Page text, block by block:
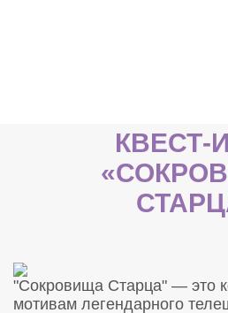
КВЕСТ-
"Сокровища Старца" — это
мотивам легендарного